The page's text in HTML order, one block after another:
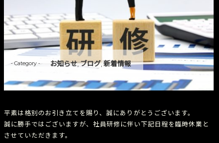
- Category - お知らせ,ブログ,新着情報
平素は格別のお引き立てを賜り、誠にありがとうございます。
誠に勝手ではございますが、社員研修に伴い下記日程を臨時休業と
させていただきます。